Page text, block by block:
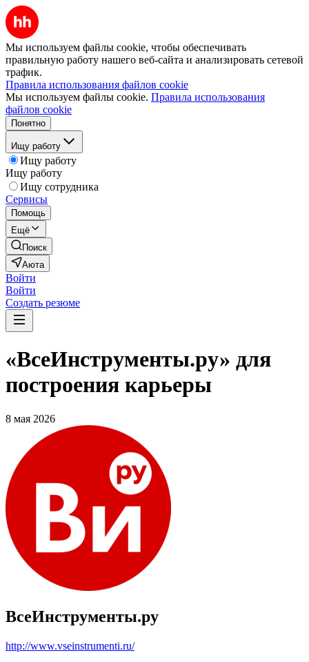
Мы используем файлы cookie, чтобы обеспечивать
правильную работу нашего веб-сайта и анализировать сетевой
трафик.
Правила использования файлов cookie
Мы используем файлы cookie. Правила использования
файлов cookie
Понятно
Ищу работу
Ищу работу
Ищу работу
Ищу сотрудника
Сервисы
Помощь
Ещё
Поиск
Аюта
Войти
Войти
Создать резюме
«ВсеИнструменты.ру» для
построения карьеры
8 мая 2026
ВсеИнструменты.ру
http://www.vseinstrumenti.ru/